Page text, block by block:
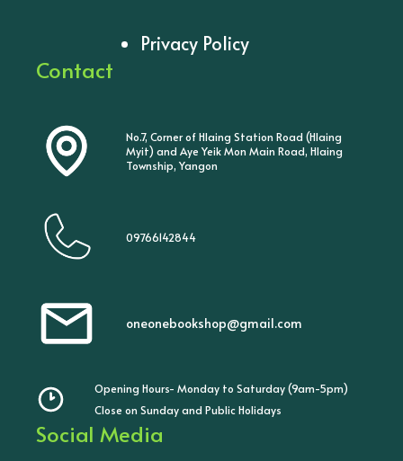
Privacy Policy
Contact
No.7, Corner of Hlaing Station Road (Hlaing
Myit) and Aye Yeik Mon Main Road, Hlaing
Township, Yangon
09766142844
oneonebookshop@gmail.com
Opening Hours- Monday to Saturday (9am-5pm)
Close on Sunday and Public Holidays
Social Media